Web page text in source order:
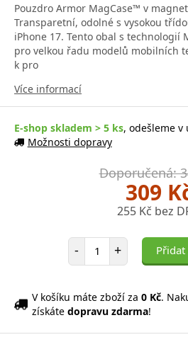
Pouzdro Armor MagCase™ v
Transparetní, odolné s vysokou
iPhone 17. Tento obal s technologií
pro velkou řadu modelů mobilních
k pro
Více informací
E-shop skladem > 5 ks, odešleme v
Možnosti dopravy
Doporučená:
309
255 Kč bez
- Počet položek
+
V košíku máte zboží za 0 Kč.
získáte dopravu zdarma!